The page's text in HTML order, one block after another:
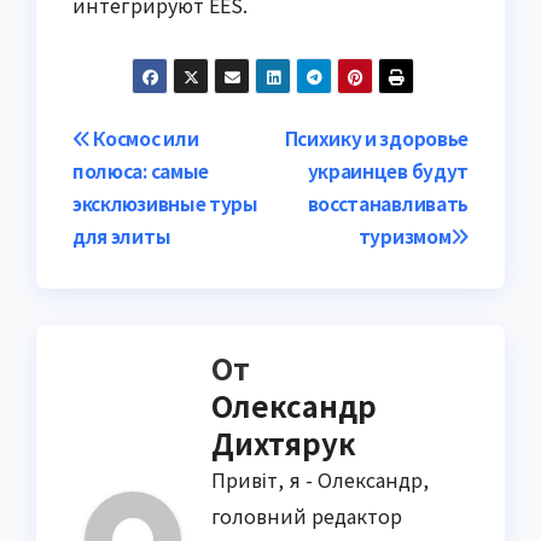
Навигация
по
записям
Психику и здоровье
украинцев будут
восстанавливать
туризмом
Космос или
полюса: самые
эксклюзивные туры
для элиты
От
Олександр
Дихтярук
Привіт, я - Олександр,
головний редактор